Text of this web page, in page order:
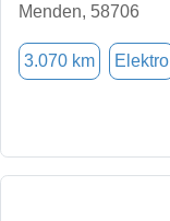
Menden, 58706
3.070 km Elektro